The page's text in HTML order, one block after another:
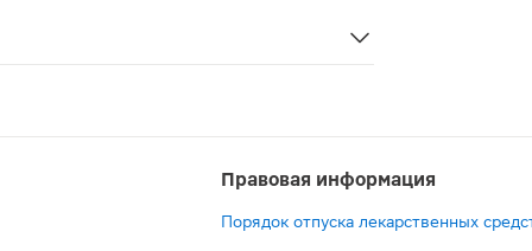
Правовая информация
Порядок отпуска лекарственных